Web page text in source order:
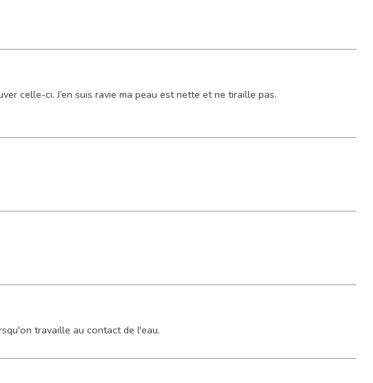
celle-ci. J’en suis ravie ma peau est nette et ne tiraille pas.
travaille au contact de l'eau.